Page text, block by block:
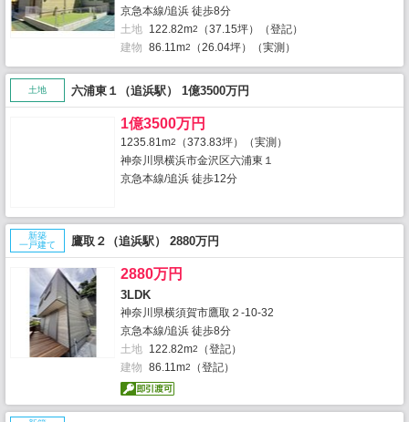
京急本線/追浜 徒歩8分
土地 122.82m2
（37.15坪）（登記）
建物 86.11m2 （26.04坪）（実測）
土地 六浦東１（追浜駅） 1億3500万円
1億3500万円
1235.81m2
（373.83坪）（実測）
神奈川県横浜市金沢区六浦東１
京急本線/追浜 徒歩12分
新築
一戸建て
鷹取２（追浜駅） 2880万円
2880万円
3LDK
神奈川県横須賀市鷹取２-10-32
京急本線/追浜 徒歩8分
土地 122.82m2
（登記）
建物 86.11m2 （登記）